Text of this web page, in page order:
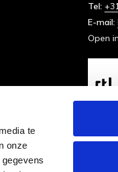
te
onze
Tel:
E-mail:
Open